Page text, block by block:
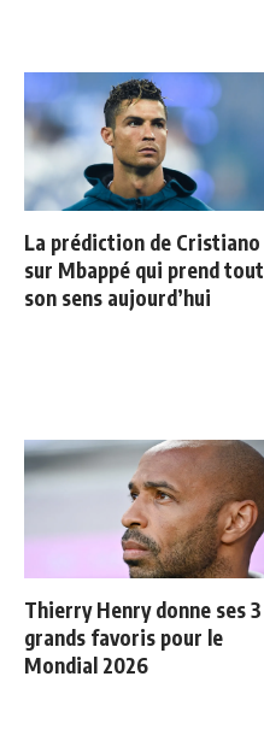
La prédiction de Cristiano
sur Mbappé qui prend tout
son sens aujourd’hui
Thierry Henry donne ses 3
grands favoris pour le
Mondial 2026